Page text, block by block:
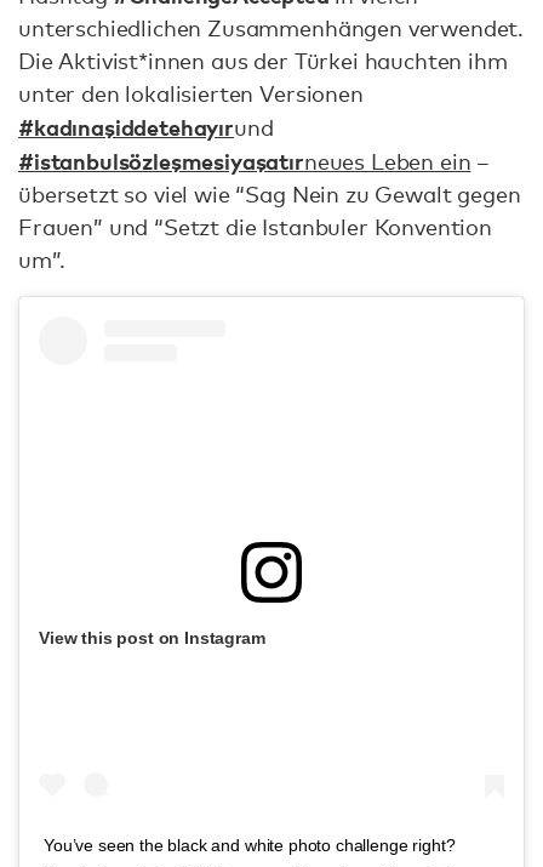
unterschiedlichen Zusammenhängen verwendet.
Die Aktivist*innen aus der Türkei hauchten ihm
unter den lokalisierten Versionen
#kadınaşiddetehayırund
#istanbulsözleşmesiyaşatırneues Leben ein –
übersetzt so viel wie “Sag Nein zu Gewalt gegen
Frauen” und “Setzt die Istanbuler Konvention
um”.
View this post on Instagram
You’ve seen the black and white photo challenge right?